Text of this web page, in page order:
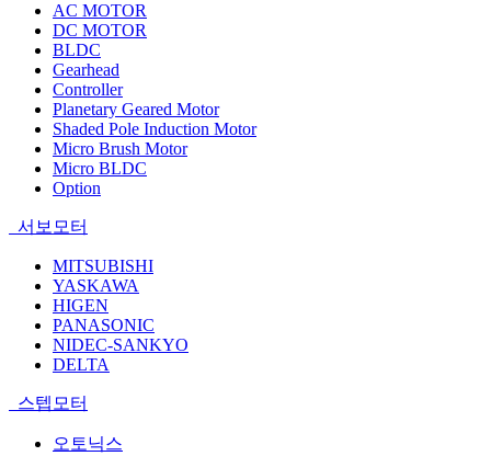
AC MOTOR
DC MOTOR
BLDC
Gearhead
Controller
Planetary Geared Motor
Shaded Pole Induction Motor
Micro Brush Motor
Micro BLDC
Option
서보모터
MITSUBISHI
YASKAWA
HIGEN
PANASONIC
NIDEC-SANKYO
DELTA
스텝모터
오토닉스